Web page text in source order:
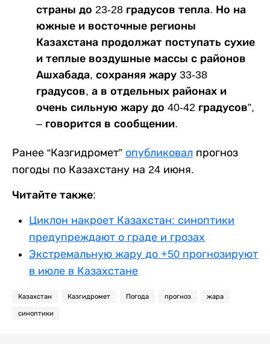
страны до 23-28 градусов тепла. Но на
южные и восточные регионы
Казахстана продолжат поступать сухие
и теплые воздушные массы с районов
Ашхабада, сохраняя жару 33-38
градусов, а в отдельных районах и
очень сильную жару до 40-42 градусов”,
– говорится в сообщении.
Ранее “Казгидромет” опубликовал прогноз
погоды по Казахстану на 24 июня.
Читайте также:
Циклон накроет Казахстан: синоптики
предупреждают о граде и грозах
Экстремальную жару до +50 прогнозируют
в июле в Казахстане
Казахстан Казгидромет Погода прогноз жара
синоптики